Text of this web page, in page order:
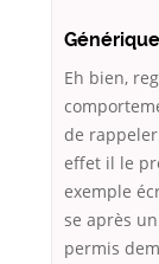
Eh bien,
de
effet il le
exemple
se après
permis